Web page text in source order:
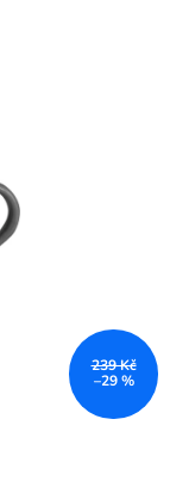
239 Kč
–29 %